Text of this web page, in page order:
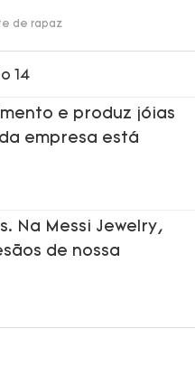
de rapaz
e produz jóias
empresa está
Na Messi Jewelry,
de nossa